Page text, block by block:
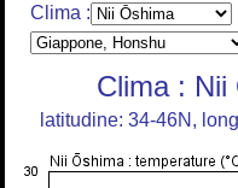
Clima :
Clima : Nii
latitudine: 34-46N,